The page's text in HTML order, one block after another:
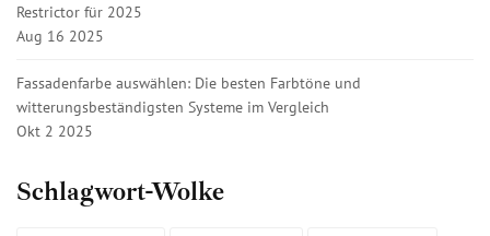
Restrictor für 2025
Aug 16 2025
Fassadenfarbe auswählen: Die besten Farbtöne und
witterungsbeständigsten Systeme im Vergleich
Okt 2 2025
Schlagwort-Wolke